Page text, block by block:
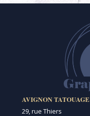
AVIGNON TATOUAGE
29, rue Thiers